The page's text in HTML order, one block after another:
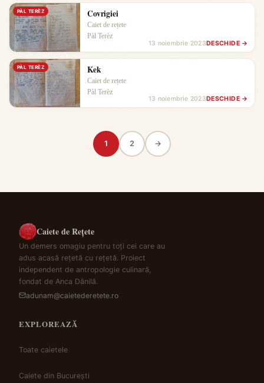
PÀL TERÈZ Covrigiei
Caiet de rețete
Pàl Terèz
13 noiembrie 2023DESCHIDE →
PÀL TERÈZ Kek
Caiet de rețete
Pàl Terèz
13 noiembrie 2023DESCHIDE →
1 2 →
Caiete de Rețete
Un demers omagiu pentru toți cei care au
adus acasă rețetă cu rețetă. Proiect
independent de antropologie culinară,
fondat de Anca Dănilă.
adunam@caietederetete.ro
EXPLOREAZĂ
Toate caietele
Caiete din București